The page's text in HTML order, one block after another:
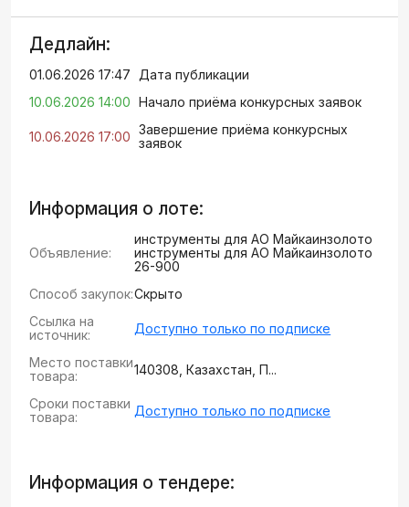
Дедлайн:
01.06.2026 17:47
Дата публикации
10.06.2026 14:00 Начало приёма конкурсных заявок
10.06.2026 17:00 Завершение приёма конкурсных
заявок
Информация о лоте:
Объявление:
инструменты для АО Майкаинзолото
инструменты для АО Майкаинзолото
26-900
Способ закупок:Скрыто
Ссылка на
источник:
Доступно только по подписке
Место поставки
товара:
140308, Казахстан, П...
Сроки поставки
товара:
Доступно только по подписке
Информация о тендере: